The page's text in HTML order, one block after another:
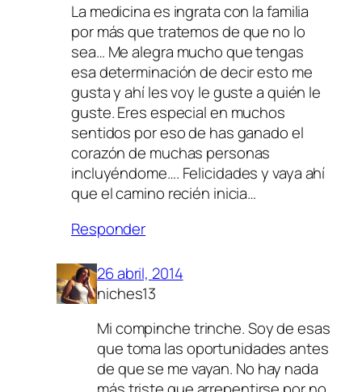
La medicina es ingrata con la familia
por más que tratemos de que no lo
sea… Me alegra mucho que tengas
esa determinación de decir esto me
gusta y ahí les voy le guste a quién le
guste. Eres especial en muchos
sentidos por eso de has ganado el
corazón de muchas personas
incluyéndome…. Felicidades y vaya ahí
que el camino recién inicia…
Responder
26 abril, 2014
niches13
Mi compinche trinche. Soy de esas
que toma las oportunidades antes
de que se me vayan. No hay nada